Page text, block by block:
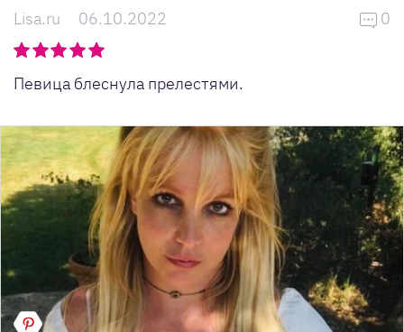
Lisa.ru 06.10.2022 0
Певица блеснула прелестями.